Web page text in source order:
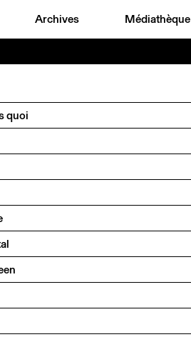
Archives Médiathèque
quoi